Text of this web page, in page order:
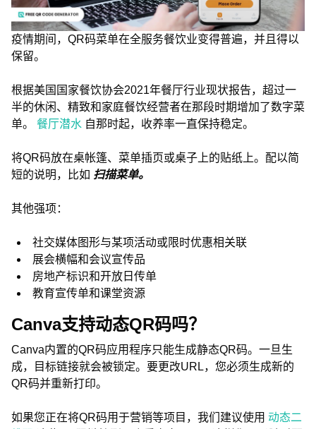
疫情期间，QR码菜单在全服务餐饮业变得普遍，并且得以
保留。
根据美国国家餐饮协会2021年餐厅行业现状报告，超过一
半的休闲、精致和家庭餐饮经营者在那段时期增加了数字菜
单。 餐厅潜水 自那时起，收养率一直保持稳定。
将QR码放在桌帐篷、菜单插页或桌子上的贴纸上。配以简
短的说明，比如 扫描菜单。
其他强项：
社交媒体图形与某项活动或限时优惠相关联
展会横幅和会议宣传品
房地产标识和开放日传单
教育宣传单和课堂资源
Canva支持动态QR码吗？
Canva内置的QR码应用程序只能生成静态QR码。一旦生
成，目标链接就会被锁定。要更改URL，您必须生成新的
QR码并重新打印。
如果您正在将QR码用于营销等项目，我们建议使用 动态二